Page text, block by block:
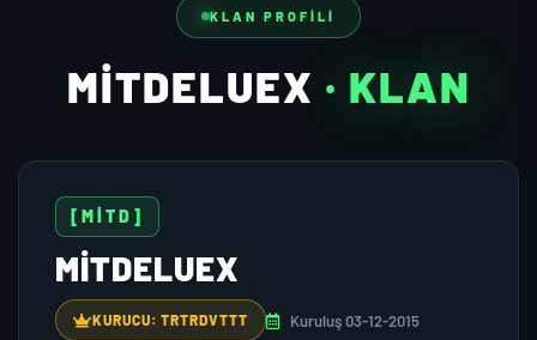
KLAN PROFILI
MİTDELUEX · KLAN
[MİTD]
MİTDELUEX
KURUCU: TRTRDVTTT Kuruluş 03-12-2015